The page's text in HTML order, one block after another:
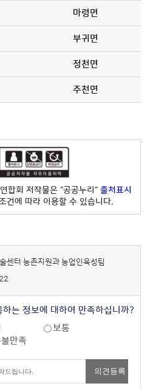
마령면
부귀면
정천면
주천면
합회 저작물은 "공공누리" 출처표시
건에 따라 이용할 수 있습니다.
센터 농촌지원과 농업인육성팀
하는 정보에 대하여 만족하십니까?
보통
만족